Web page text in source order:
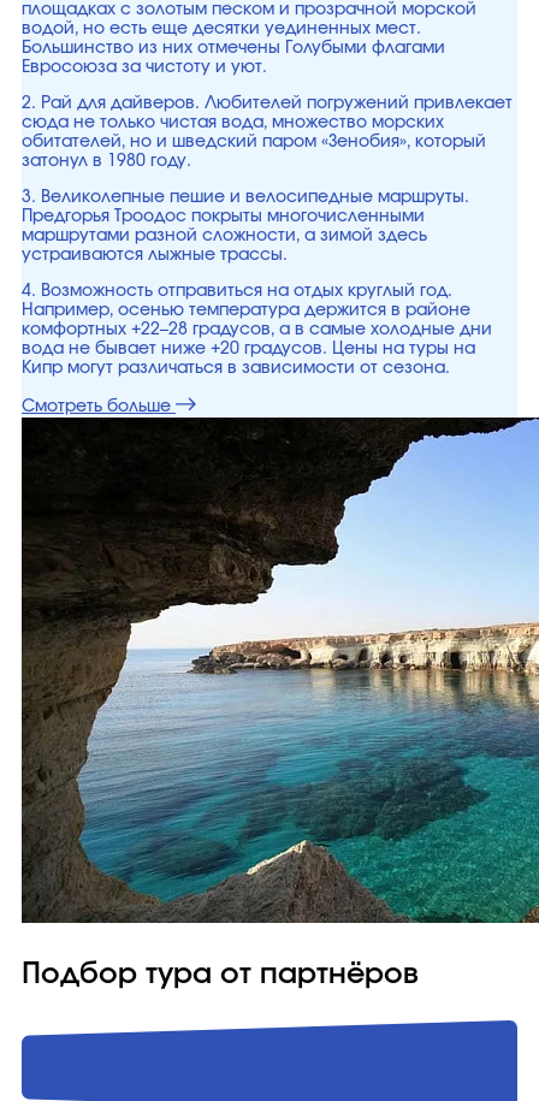
площадках с золотым песком и прозрачной морской
водой, но есть еще десятки уединенных мест.
Большинство из них отмечены Голубыми флагами
Евросоюза за чистоту и уют.
2. Рай для дайверов. Любителей погружений привлекает
сюда не только чистая вода, множество морских
обитателей, но и шведский паром «Зенобия», который
затонул в 1980 году.
3. Великолепные пешие и велосипедные маршруты.
Предгорья Троодос покрыты многочисленными
маршрутами разной сложности, а зимой здесь
устраиваются лыжные трассы.
4. Возможность отправиться на отдых круглый год.
Например, осенью температура держится в районе
комфортных +22–28 градусов, а в самые холодные дни
вода не бывает ниже +20 градусов. Цены на туры на
Кипр могут различаться в зависимости от сезона.
Смотреть больше
Подбор тура от партнёров